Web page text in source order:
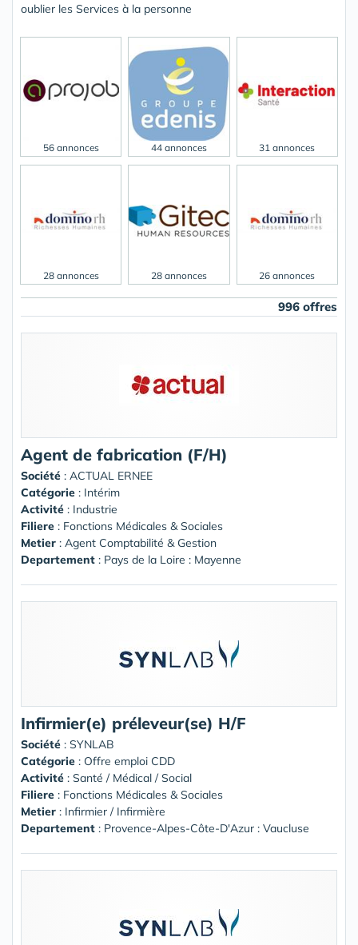
oublier les Services à la personne
56 annonces 44 annonces 31 annonces
28 annonces 28 annonces 26 annonces
996 offres
Agent de fabrication (F/H)
Société : ACTUAL ERNEE
Catégorie : Intérim
Activité : Industrie
Filiere : Fonctions Médicales & Sociales
Metier : Agent Comptabilité & Gestion
Departement : Pays de la Loire : Mayenne
Infirmier(e) préleveur(se) H/F
Société : SYNLAB
Catégorie : Offre emploi CDD
Activité : Santé / Médical / Social
Filiere : Fonctions Médicales & Sociales
Metier : Infirmier / Infirmière
Departement : Provence-Alpes-Côte-D'Azur : Vaucluse